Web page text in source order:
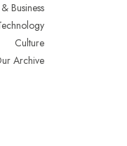
Business
Culture
Archive